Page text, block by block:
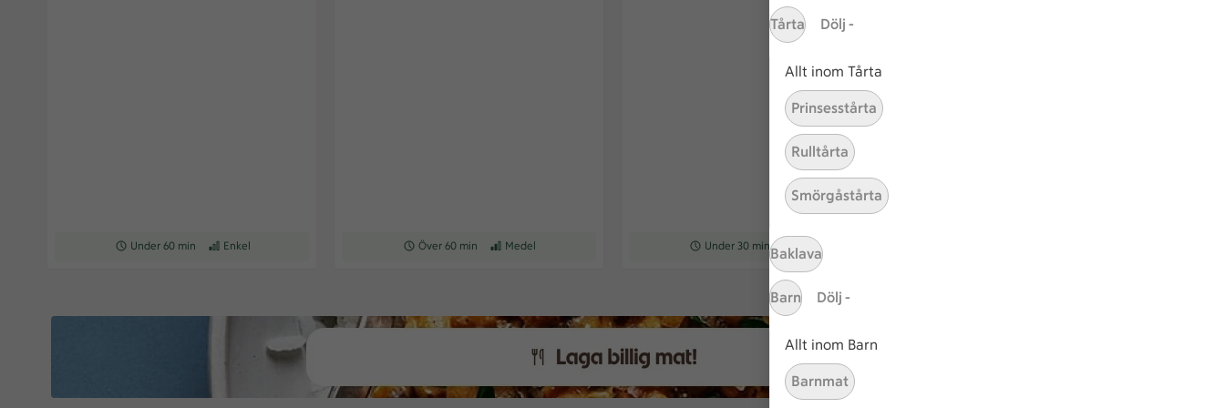
Tårta Dölj -
Allt inom Tårta
Prinsesstårta
Rulltårta
Smörgåstårta
Baklava
Barn Dölj -
Allt inom Barn
Barnmat
Receptet tar Under 60 min att tillaga
Under 60 min Receptet har Enkel svårighetsgrad
Enkel Receptet tar Över 60 min att tillaga
Över 60 min Receptet har Medel svårighetsgrad
Medel Receptet tar Under 30 min att tillaga
Under 30 min Receptet har Enkel svårighetsgrad
Enkel